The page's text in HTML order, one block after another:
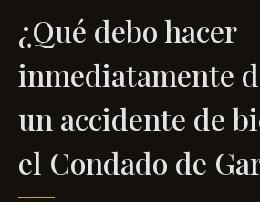
¿Qué debo hacer
inmediatamente
un accidente de
el Condado de